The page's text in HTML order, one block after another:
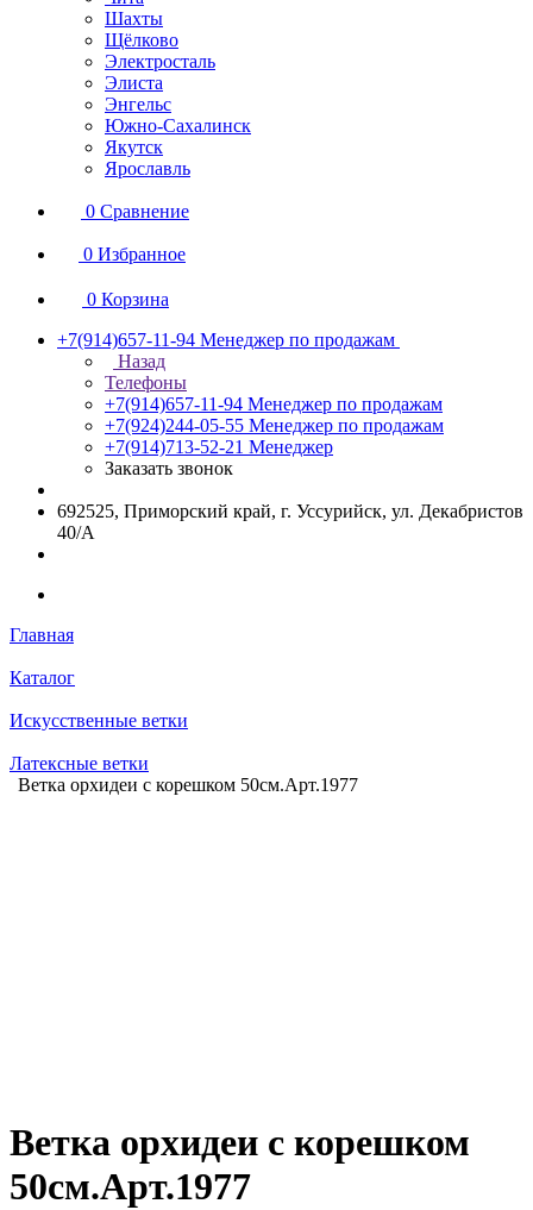
Шахты
Щёлково
Электросталь
Элиста
Энгельс
Южно-Сахалинск
Якутск
Ярославль
0 Сравнение
0 Избранное
0 Корзина
+7(914)657-11-94 Менеджер по продажам
Назад
Телефоны
+7(914)657-11-94 Менеджер по продажам
+7(924)244-05-55 Менеджер по продажам
+7(914)713-52-21 Менеджер
Заказать звонок
692525, Приморский край, г. Уссурийск, ул. Декабристов
40/А
Главная
Каталог
Искусственные ветки
Латексные ветки
Ветка орхидеи с корешком 50см.Арт.1977
Ветка орхидеи с корешком
50см.Арт.1977